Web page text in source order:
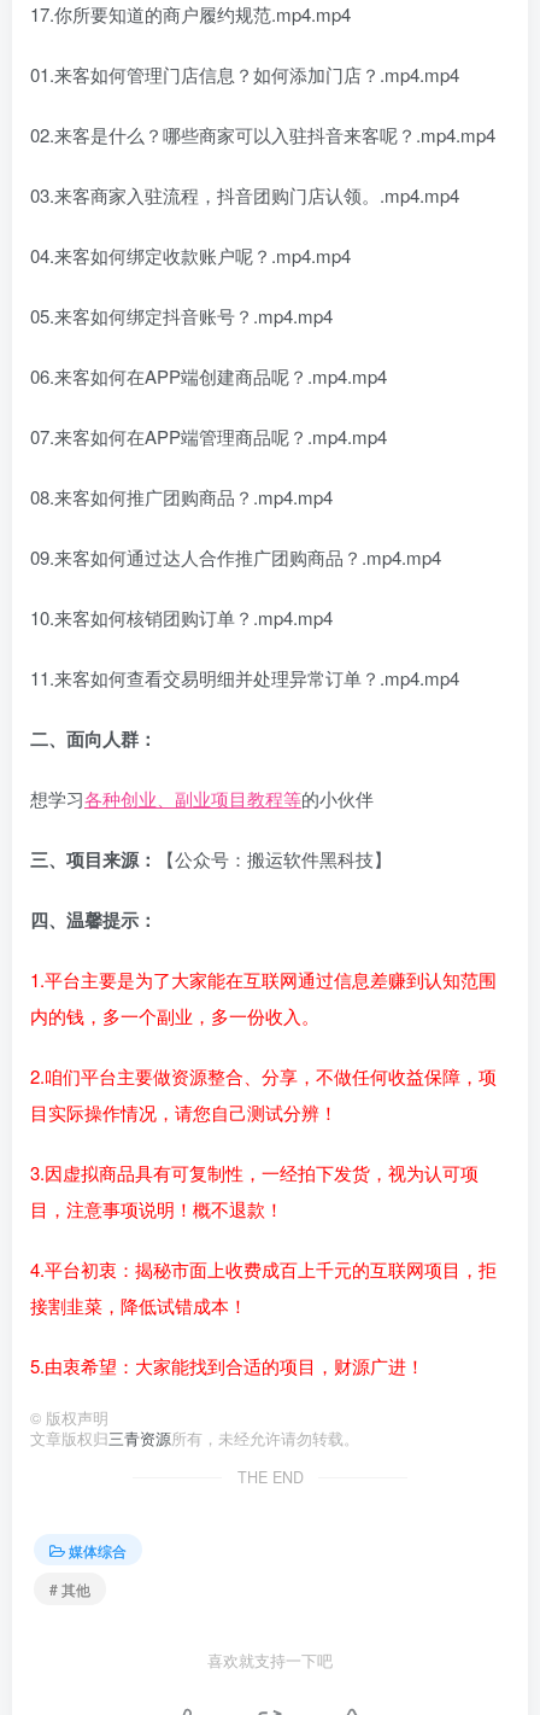
17.你所要知道的商户履约规范.mp4.mp4
01.来客如何管理门店信息？如何添加门店？.mp4.mp4
02.来客是什么？哪些商家可以入驻抖音来客呢？.mp4.mp4
03.来客商家入驻流程，抖音团购门店认领。.mp4.mp4
04.来客如何绑定收款账户呢？.mp4.mp4
05.来客如何绑定抖音账号？.mp4.mp4
06.来客如何在APP端创建商品呢？.mp4.mp4
07.来客如何在APP端管理商品呢？.mp4.mp4
08.来客如何推广团购商品？.mp4.mp4
09.来客如何通过达人合作推广团购商品？.mp4.mp4
10.来客如何核销团购订单？.mp4.mp4
11.来客如何查看交易明细并处理异常订单？.mp4.mp4
二、面向人群：
想学习各种创业、副业项目教程等的小伙伴
三、项目来源： 【公众号：搬运软件黑科技】
四、温馨提示：
1.平台主要是为了大家能在互联网通过信息差赚到认知范围
内的钱，多一个副业，多一份收入。
2.咱们平台主要做资源整合、分享，不做任何收益保障，项
目实际操作情况，请您自己测试分辨！
3.因虚拟商品具有可复制性，一经拍下发货，视为认可项
目，注意事项说明！概不退款！
4.平台初衷：揭秘市面上收费成百上千元的互联网项目，拒
接割韭菜，降低试错成本！
5.由衷希望：大家能找到合适的项目，财源广进！
© 版权声明
文章版权归三青资源所有，未经允许请勿转载。
THE END
媒体综合
# 其他
喜欢就支持一下吧